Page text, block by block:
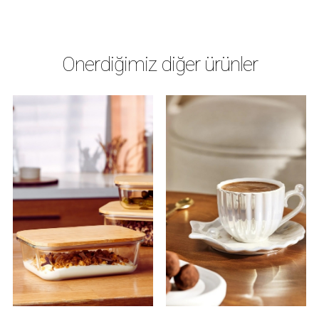
Önerdiğimiz diğer ürünler